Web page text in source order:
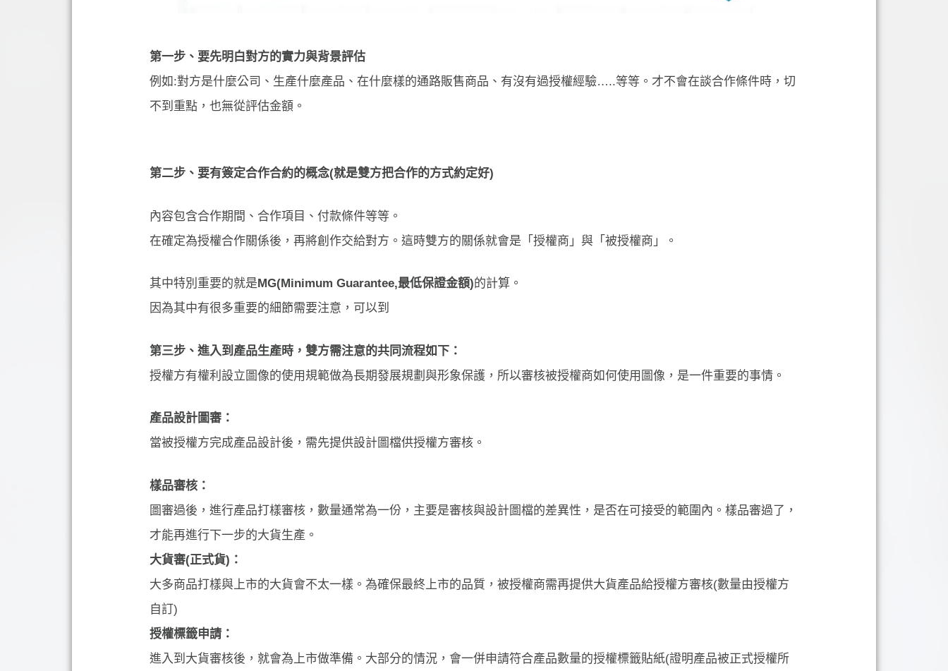
第一步、要先明白對方的實力與背景評估
例如:對方是什麼公司、生產什麼產品、在什麼樣的通路販售商品、有沒有過授權經驗…..等等。才不會在談合作條件時，切
不到重點，也無從評估金額。
第二步、要有簽定合作合約的概念(就是雙方把合作的方式約定好)
內容包含合作期間、合作項目、付款條件等等。
在確定為授權合作關係後，再將創作交給對方。這時雙方的關係就會是「授權商」與「被授權商」。
其中特別重要的就是MG(Minimum Guarantee,最低保證金額)的計算。
因為其中有很多重要的細節需要注意，可以到
第三步、進入到產品生產時，雙方需注意的共同流程如下：
授權方有權利設立圖像的使用規範做為長期發展規劃與形象保護，所以審核被授權商如何使用圖像，是一件重要的事情。
產品設計圖審：
當被授權方完成產品設計後，需先提供設計圖檔供授權方審核。
樣品審核：
圖審過後，進行產品打樣審核，數量通常為一份，主要是審核與設計圖檔的差異性，是否在可接受的範圍內。樣品審過了，
才能再進行下一步的大貨生產。
大貨審(正式貨) ：
大多商品打樣與上市的大貨會不太一樣。為確保最終上市的品質，被授權商需再提供大貨產品給授權方審核(數量由授權方
自訂)
授權標籤申請：
進入到大貨審核後，就會為上市做準備。大部分的情況，會一併申請符合產品數量的授權標籤貼紙(證明產品被正式授權所